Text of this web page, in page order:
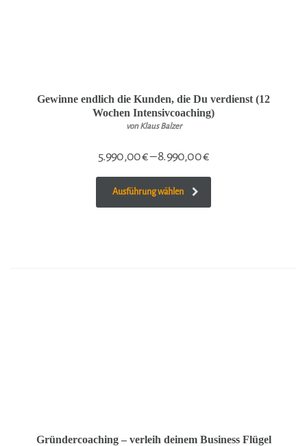
Gewinne endlich die Kunden, die Du verdienst (12
Wochen Intensivcoaching)
von Klaus Balzer
5.990,00€–8.990,00€
Ausführung wählen
Gründercoaching – verleih deinem Business Flügel